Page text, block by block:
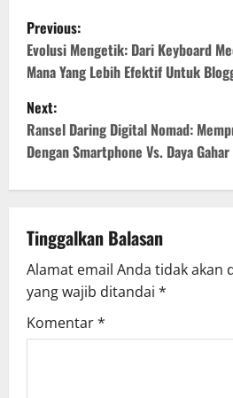
P
o
s
t
n
v
i
g
Previous:
Evolusi Mengetik: Dari Keyboard
Mana Yang Lebih Efektif Untuk
Next:
Ransel Daring Digital Nomad:
Dengan Smartphone Vs. Daya Gahar
Tinggalkan Balasan
Alamat email Anda tidak akan
yang wajib ditandai *
Komentar*